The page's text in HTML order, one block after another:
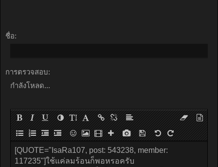
ชื่อ:
การตรวจสอบ:
กำลังโหลด...